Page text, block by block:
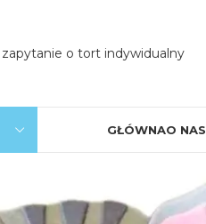
zapytanie o tort indywidualny
GŁÓWNAO NAS